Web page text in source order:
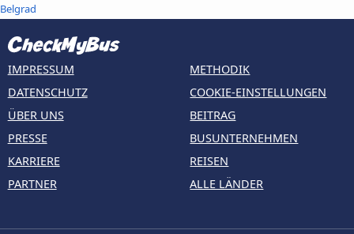
Belgrad
IMPRESSUM
DATENSCHUTZ
ÜBER UNS
PRESSE
KARRIERE
PARTNER
METHODIK
COOKIE-EINSTELLUNGEN
BEITRAG
BUSUNTERNEHMEN
REISEN
ALLE LÄNDER